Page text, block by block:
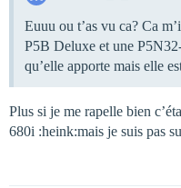
Euuu ou t’as vu ca? Ca
P5B Deluxe et une
qu’elle apporte mais elle
Plus si je me rapelle bien
680i :heink:mais je suis pas